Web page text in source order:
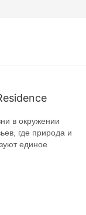
в окружении
где природа и
единое